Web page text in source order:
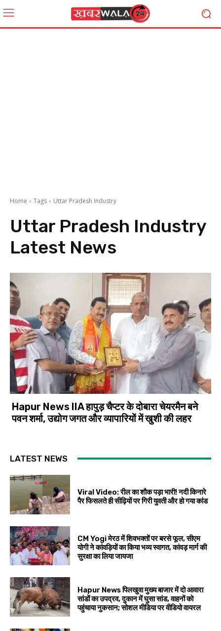
Home Tags Uttar Pradesh Industry
Uttar Pradesh Industry
Latest News
Hapur News IIA हापुड़ चैप्टर के दोबारा चेयरमैन बने
पवन शर्मा, उद्योग जगत और व्यापारियों में खुशी की लहर
LATEST NEWS
Viral Video: रील का शौक पड़ा भारी! नदी किनारे
पैर फिसलते ही सीढ़ियों पर गिरी युवती और हो गया कांड
CM Yogi मेरठ में शिवभक्तों पर बरसे फूल, सीएम
योगी ने कांवड़ियों का किया भव्य स्वागत, कांवड़ मार्ग की
सुरक्षा का लिया जायजा
Hapur News पिलखुवा मुख्य बाजार में दो आवारा
सांडों का उपद्रव, दुकान में घुसा सांड, वाहनों को
पहुंचाया नुकसान; सोशल मीडिया पर वीडियो वायरल